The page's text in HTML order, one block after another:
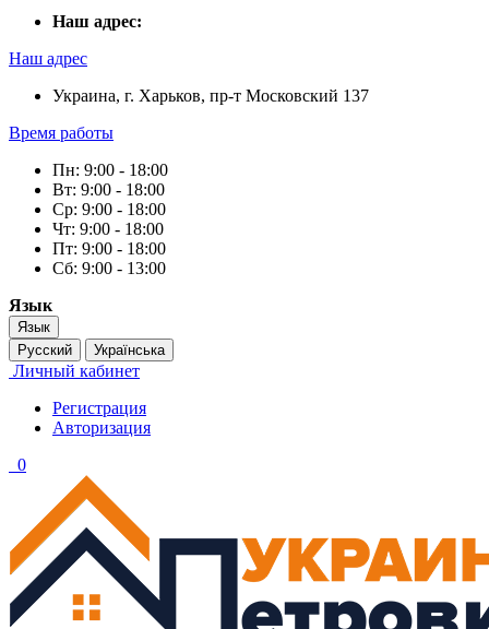
Наш адрес:
Наш адрес
Украина, г. Харьков, пр-т Московский 137
Время работы
Пн: 9:00 - 18:00
Вт: 9:00 - 18:00
Ср: 9:00 - 18:00
Чт: 9:00 - 18:00
Пт: 9:00 - 18:00
Сб: 9:00 - 13:00
Язык
Язык
Русский
Українська
Личный кабинет
Регистрация
Авторизация
0